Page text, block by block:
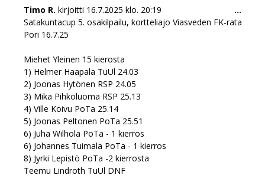
Timo R. kirjoitti 16.7.2025 klo. 20:19
Satakuntacup 5. osakilpailu, kortteliajo Viasveden FK-rata
Pori 16.7.25
Miehet Yleinen 15 kierosta
1) Helmer Haapala TuUl 24.03
2) Joonas Hytönen RSP 24.05
3) Mika Pihkoluoma RSP 25.13
4) Ville Koivu PoTa 25.14
5) Joonas Peltonen PoTa 25.51
6) Juha Wilhola PoTa - 1 kierros
6) Johannes Tuimala PoTa - 1 kierros
8) Jyrki Lepistö PoTa -2 kierrosta
Teemu Lindroth TuUl DNF
...
this